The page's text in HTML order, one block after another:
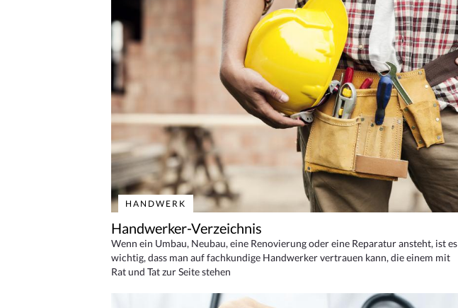
HANDWERK
Handwerker-Verzeichnis
Wenn ein Umbau, Neubau, eine Renovierung oder eine Reparatur ansteht, ist es
wichtig, dass man auf fachkundige Handwerker vertrauen kann, die einem mit
Rat und Tat zur Seite stehen